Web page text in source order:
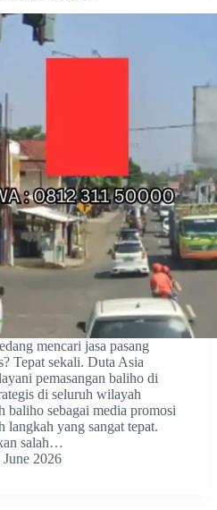
mencari jasa pasang
Tepat sekali. Duta Asia
pemasangan baliho di
di seluruh wilayah
baliho sebagai media promosi
langkah yang sangat tepat.
salah…
June 2026